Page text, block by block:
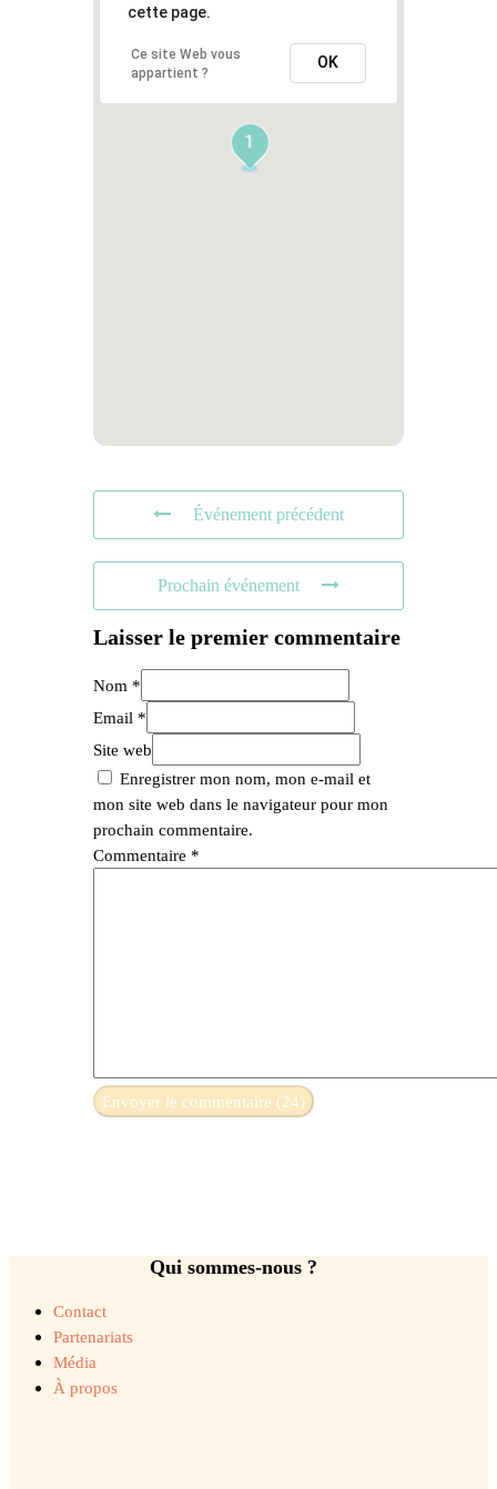
1
cette page.
Ce site Web vous
appartient ?
OK
Événement précédent
Prochain événement
Laisser le premier commentaire
Nom *
Email *
Site web
Enregistrer mon nom, mon e-mail et
mon site web dans le navigateur pour mon
prochain commentaire.
Commentaire *
Qui sommes-nous ?
Contact
Partenariats
Média
À propos